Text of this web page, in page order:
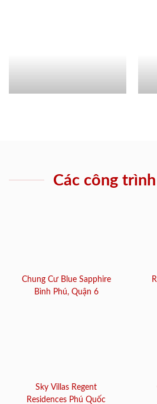
Các công
Chung Cư Blue Sapphire
Bình Phú, Quận 6
Sky Villas Regent
Residences Phú Quốc